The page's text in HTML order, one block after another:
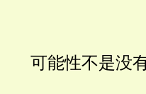
可能性不是没